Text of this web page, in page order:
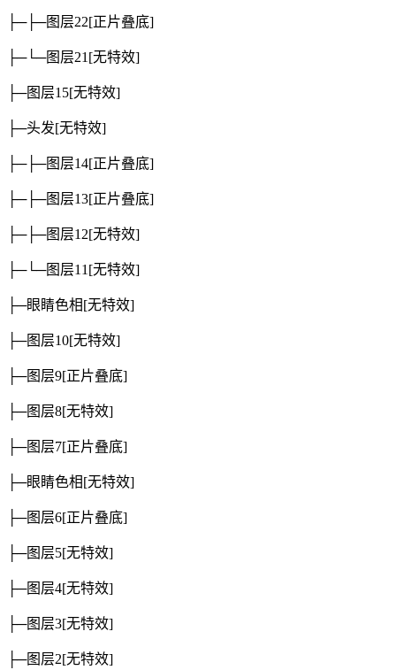
├─├─图层22[正片叠底]
├─└─图层21 [无特效]
├─图层15[无特效]
├─头发[无特效]
├─├─图层14[正片叠底]
├─├─图层13[正片叠底]
├─├─图层12[无特效]
├─└─图层11 [无特效]
├─眼睛色相[无特效]
├─图层10[无特效]
├─图层9[正片叠底]
├─图层8[无特效]
├─图层7[正片叠底]
├─眼睛色相[无特效]
├─图层6[正片叠底]
├─图层5[无特效]
├─图层4[无特效]
├─图层3[无特效]
├─图层2[无特效]